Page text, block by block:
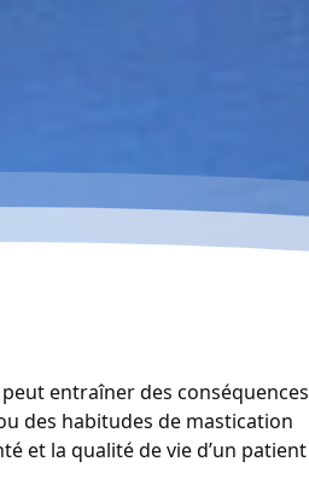
entraîner des conséquences
des habitudes de mastication
et la qualité de vie d’un patient